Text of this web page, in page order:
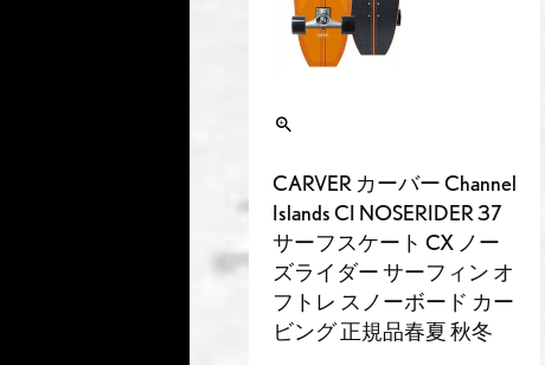
CARVER カーバー Channel
Islands CI NOSERIDER 37
サーフスケート CX ノー
ズライダー サーフィン オ
フトレ スノーボード カー
ビング 正規品春夏 秋冬